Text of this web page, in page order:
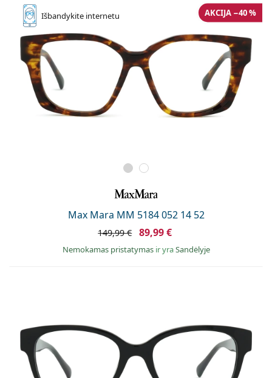
Išbandykite internetu
Max Mara MM 5184 052 14 52
AKCIJA −40 %
149,99 € 89,99 €
Nemokamas pristatymas ir yraSandėlyje